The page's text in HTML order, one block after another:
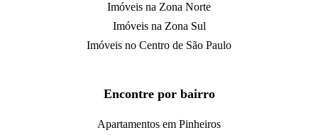
Imóveis na Zona Norte
Imóveis na Zona Sul
Imóveis no Centro de São Paulo
Encontre por bairro
Apartamentos em Pinheiros